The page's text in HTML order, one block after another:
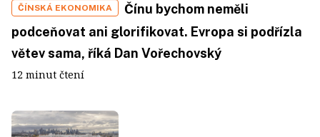
ČÍNSKÁ EKONOMIKA
Čínu bychom neměli
podceňovat ani glorifikovat. Evropa si podřízla
větev sama, říká Dan Vořechovský
12 minut čtení